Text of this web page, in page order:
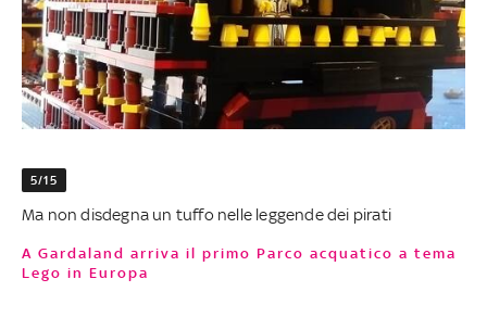
5/15
Ma non disdegna un tuffo nelle leggende dei pirati
A Gardaland arriva il primo Parco acquatico a tema
Lego in Europa